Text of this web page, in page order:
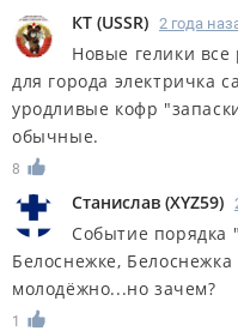
КT (USSR) 2 года
Новые гелики
для города электричка
уродливые кофр
обычные.
8
Станислав (XYZ59)
Событие порядка
Белоснежке,
молодёжно...но зачем?
1